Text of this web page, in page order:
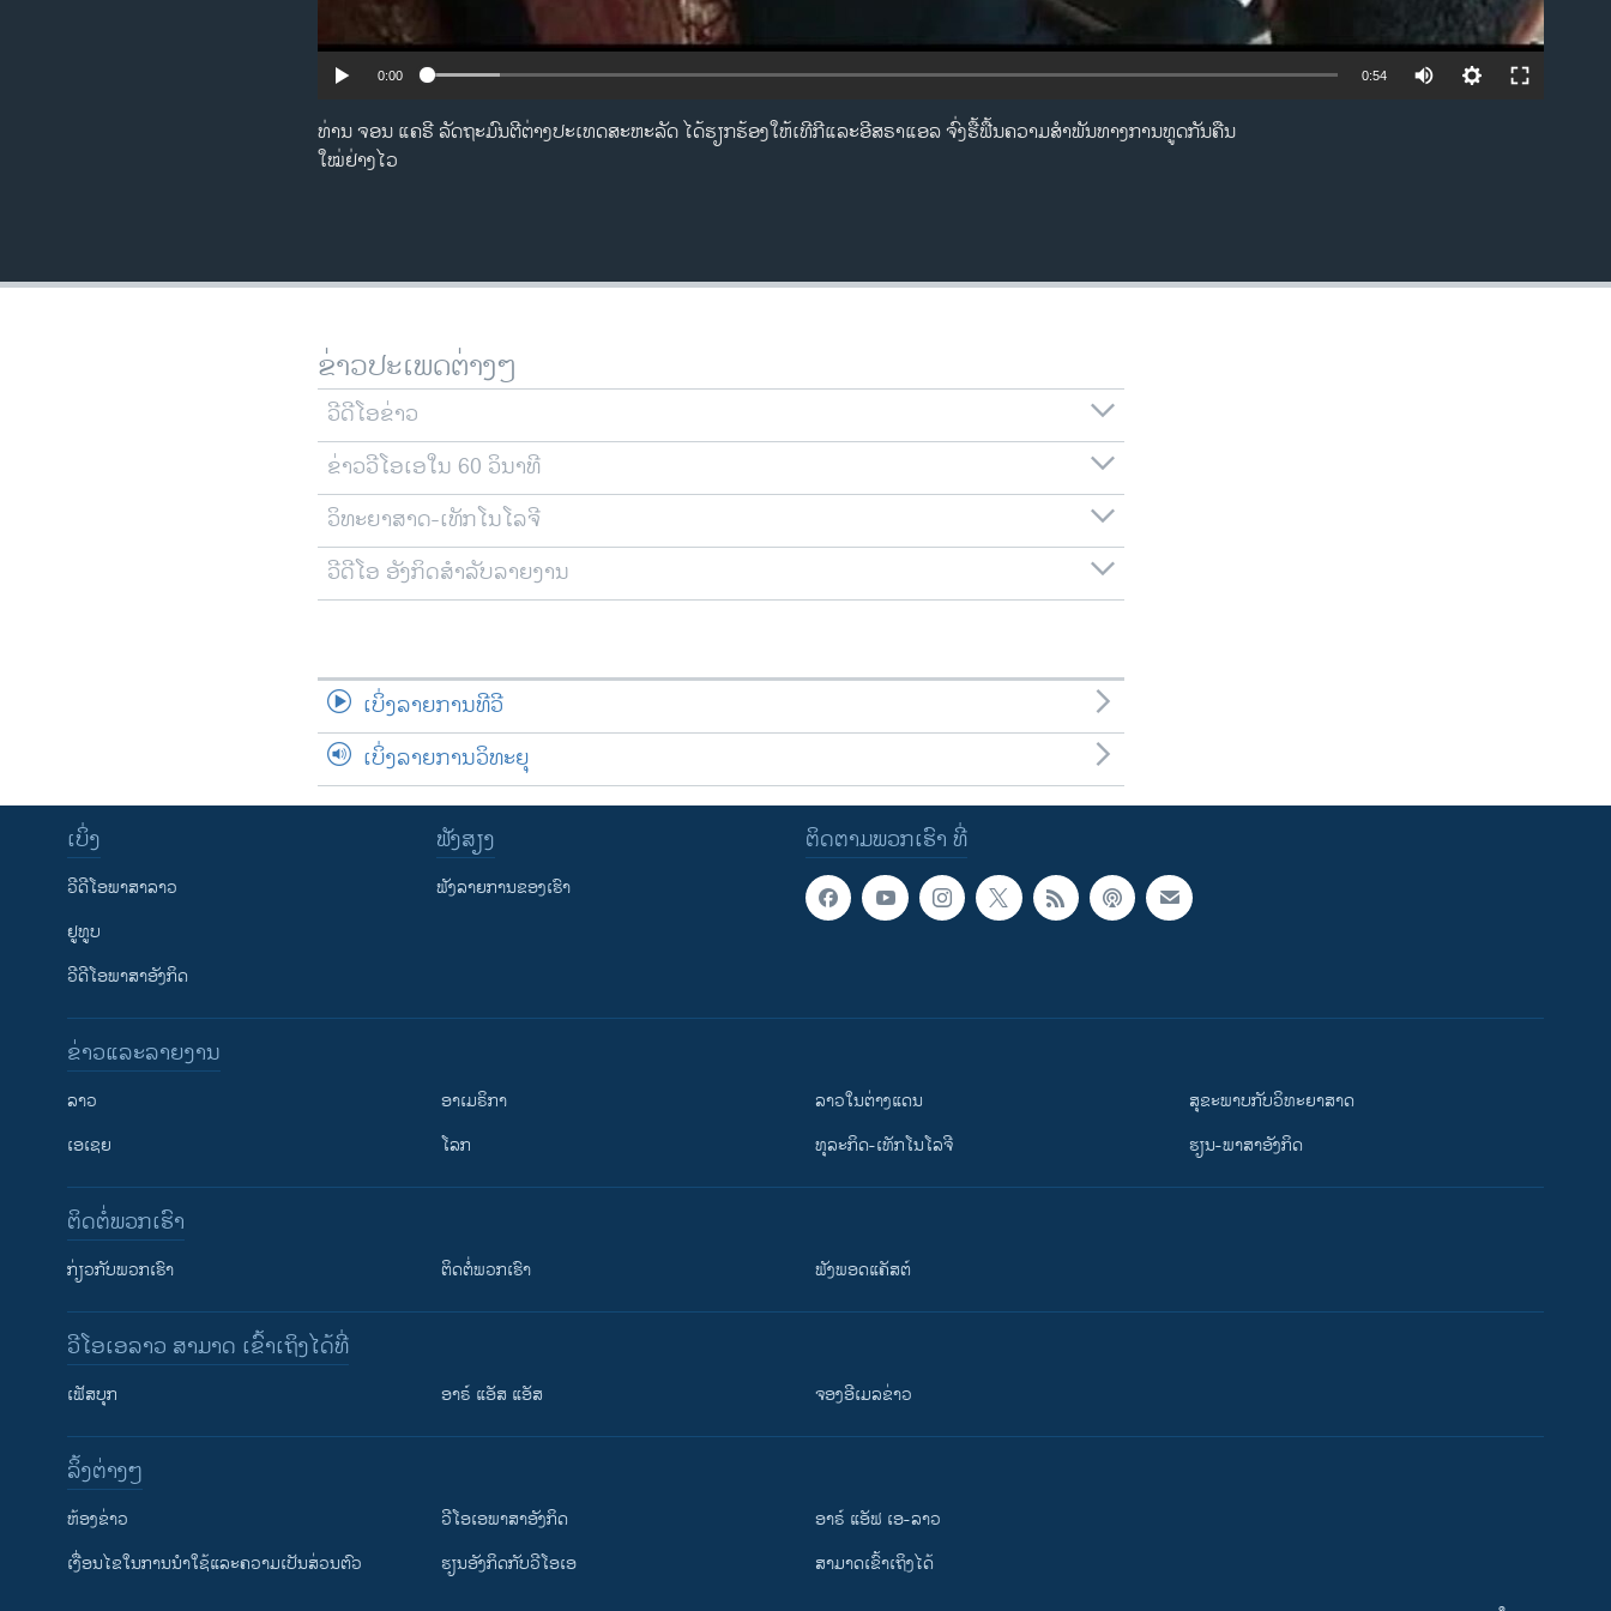
ຕິດຕາມພວກເຮົາ ທີ່
0:00 0:54
ທ່ານ ຈອນ ​ແຄ​ຣີ ລັດຖະມົນ​ຕີ​ຕ່າງປະ​ເທດ​ສະຫະລັດ​ ​ໄດ້​ຮຽກຮ້ອງ​ໃຫ້​ເທີ​ກີ​ແລະ​ອີສຣາ​ແອ​ລ ຈົ່ງຮື້​ຟື້ນ​ຄວາມ​ສໍາພັນ​ທາງ​ການ​ທູດກັນ​ຄືນ​
ໃໝ່ຢ່າງ​ໄວ
ຂ່າວປະເພດຕ່າງໆ
ວີດີໂອຂ່າວ
ຂ່າວວີໂອເອໃນ 60 ວິນາທີ
ວິທະຍາສາດ-ເທັກໂນໂລຈີ
ວີດີໂອ ອັງກິດສຳລັບລາຍງານ
ເບິ່ງລາຍການທີວີ
ເບິ່ງລາຍການວິທະຍຸ
ຕິດຕາມພວກເຮົາ ທີ່
ເບິ່ງ
ວີດີໂອພາສາລາວ
ຢູທູບ
ວີດີໂອພາສາອັງກິດ
ຟັງສຽງ
ຟັງລາຍການຂອງເຮົາ
ຂ່າວແລະລາຍງານ
ລາວ
ເອເຊຍ
ອາເມຣິກາ
ໂລກ
ລາວໃນຕ່າງແດນ
ທຸລະກິດ-ເທັກໂນໂລຈີ
ສຸຂະພາບກັບວິທະຍາສາດ
ຮຽນ-ພາສາອັງກິດ
ຕິດຕໍ່ພວກເຮົາ
ກ່ຽວກັບພວກເຮົາ ຕິດຕໍ່ພວກເຮົາ ຟັງພອດແຄັສຕ໌
ວີໂອເອລາວ ສາມາດ ເຂົ້າເຖິງໄດ້ທີ່
ເຟັສບຸກ ອາຣ໌ ແອັສ ແອັສ ຈອງອີເມລຂ່າວ
​ລິ້ງ​ຕ່າງໆ
​ຫ້ອງ​ຂ່າວ
​ເງື່ອນ​ໄຂ​ໃນ​ການ​ນຳ​ໃຊ້​ແລະຄວາມ​ເປັນ​ສ່​ວນ​ຕົວ
ວີ​ໂອ​ເອ​ພາ​ສາ​ອັງ​ກິດ
​ຮຽນ​ອັງ​ກິດ​ກັບ​ວີ​ໂອ​ເອ
ອາຣ໌ ແອັຟ ເອ-ລາວ
ສາມາດເຂົ້າເຖິງໄດ້